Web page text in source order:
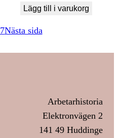
Lägg till i varukorg
7Nästa sida
Arbetarhistoria
Elektronvägen 2
141 49 Huddinge